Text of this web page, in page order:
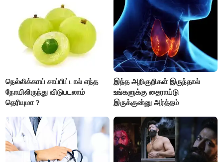
நெல்லிக்காய் சாப்பிட்டால் எந்த
நோயிலிருந்து விடுபடலாம்
தெரியுமா ?
இந்த அறிகுறிகள் இருந்தால்
உங்களுக்கு தைராய்டு
இருக்குன்னு அர்த்தம்